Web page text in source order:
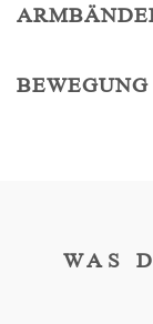
BEWEGUNG
WAS